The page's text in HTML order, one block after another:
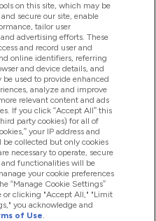
on this site, which may be
secure our site, enable
tailor user
advertising efforts. These
and record user and
online identifiers, referring
and device details, and
used to provide enhanced
analyze and improve
relevant content and ads
If you click “Accept All” this
party cookies) for all of
your IP address and
collected but only cookies
necessary to operate, secure
functionalities will be
your cookie preferences
“Manage Cookie Settings”
or clicking "Accept All," "Limit
you acknowledge and
of Use.